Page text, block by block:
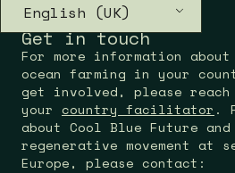
English (UK)
Get in touch
For more information
ocean farming in your
get involved, please
your country facilitator .
about Cool Blue Future
regenerative movement at
Europe, please contact: